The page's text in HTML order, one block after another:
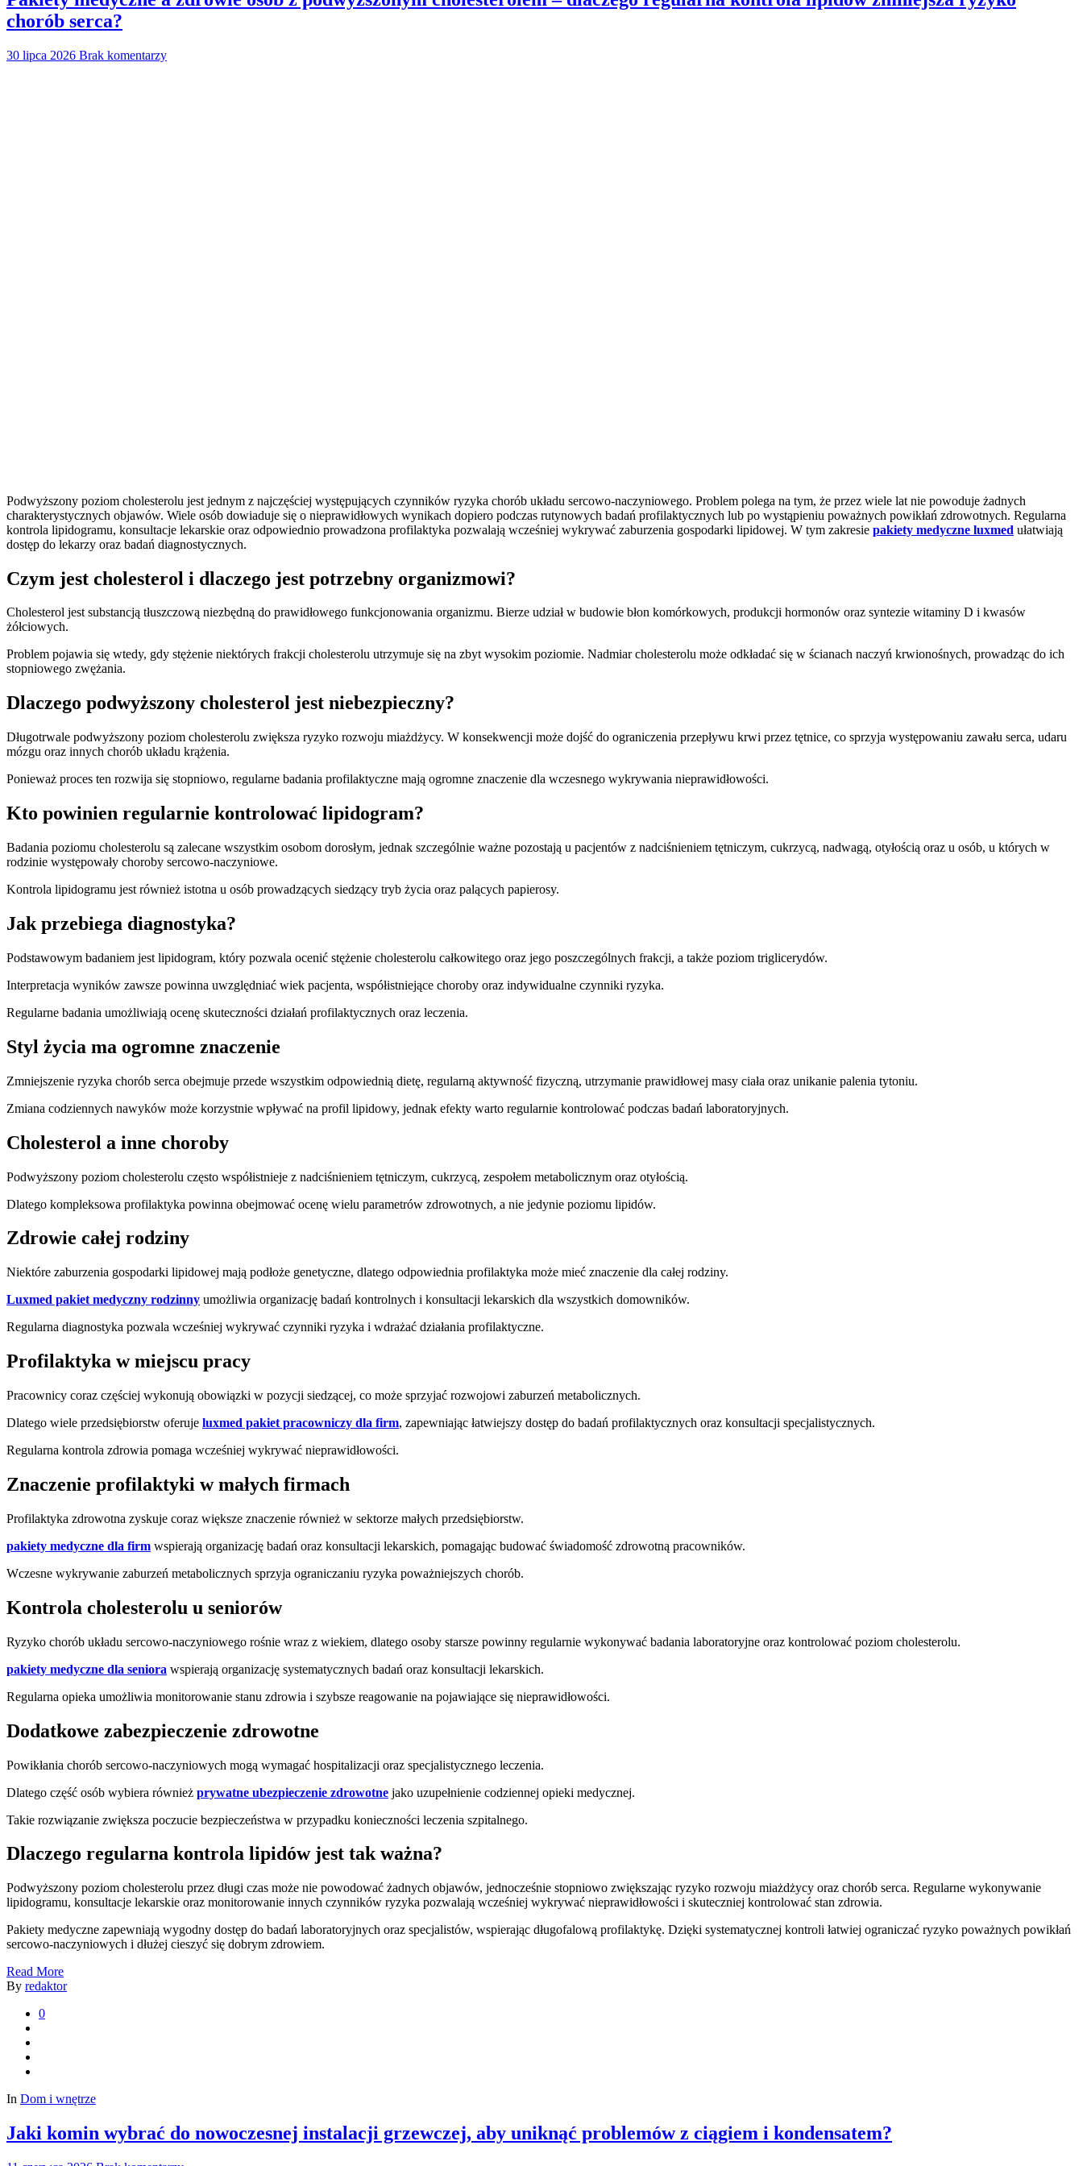
chorób serca?
30 lipca 2026 Brak komentarzy
Podwyższony poziom cholesterolu jest jednym z najczęściej występujących czynników ryzyka chorób układu sercowo-naczyniowego. Problem polega na tym, że przez wiele lat nie powoduje żadnych
charakterystycznych objawów. Wiele osób dowiaduje się o nieprawidłowych wynikach dopiero podczas rutynowych badań profilaktycznych lub po wystąpieniu poważnych powikłań zdrowotnych. Regularna
kontrola lipidogramu, konsultacje lekarskie oraz odpowiednio prowadzona profilaktyka pozwalają wcześniej wykrywać zaburzenia gospodarki lipidowej. W tym zakresie pakiety medyczne luxmed ułatwiają
dostęp do lekarzy oraz badań diagnostycznych.
Czym jest cholesterol i dlaczego jest potrzebny organizmowi?
Cholesterol jest substancją tłuszczową niezbędną do prawidłowego funkcjonowania organizmu. Bierze udział w budowie błon komórkowych, produkcji hormonów oraz syntezie witaminy D i kwasów
żółciowych.
Problem pojawia się wtedy, gdy stężenie niektórych frakcji cholesterolu utrzymuje się na zbyt wysokim poziomie. Nadmiar cholesterolu może odkładać się w ścianach naczyń krwionośnych, prowadząc do ich
stopniowego zwężania.
Dlaczego podwyższony cholesterol jest niebezpieczny?
Długotrwale podwyższony poziom cholesterolu zwiększa ryzyko rozwoju miażdżycy. W konsekwencji może dojść do ograniczenia przepływu krwi przez tętnice, co sprzyja występowaniu zawału serca, udaru
mózgu oraz innych chorób układu krążenia.
Ponieważ proces ten rozwija się stopniowo, regularne badania profilaktyczne mają ogromne znaczenie dla wczesnego wykrywania nieprawidłowości.
Kto powinien regularnie kontrolować lipidogram?
Badania poziomu cholesterolu są zalecane wszystkim osobom dorosłym, jednak szczególnie ważne pozostają u pacjentów z nadciśnieniem tętniczym, cukrzycą, nadwagą, otyłością oraz u osób, u których w
rodzinie występowały choroby sercowo-naczyniowe.
Kontrola lipidogramu jest również istotna u osób prowadzących siedzący tryb życia oraz palących papierosy.
Jak przebiega diagnostyka?
Podstawowym badaniem jest lipidogram, który pozwala ocenić stężenie cholesterolu całkowitego oraz jego poszczególnych frakcji, a także poziom triglicerydów.
Interpretacja wyników zawsze powinna uwzględniać wiek pacjenta, współistniejące choroby oraz indywidualne czynniki ryzyka.
Regularne badania umożliwiają ocenę skuteczności działań profilaktycznych oraz leczenia.
Styl życia ma ogromne znaczenie
Zmniejszenie ryzyka chorób serca obejmuje przede wszystkim odpowiednią dietę, regularną aktywność fizyczną, utrzymanie prawidłowej masy ciała oraz unikanie palenia tytoniu.
Zmiana codziennych nawyków może korzystnie wpływać na profil lipidowy, jednak efekty warto regularnie kontrolować podczas badań laboratoryjnych.
Cholesterol a inne choroby
Podwyższony poziom cholesterolu często współistnieje z nadciśnieniem tętniczym, cukrzycą, zespołem metabolicznym oraz otyłością.
Dlatego kompleksowa profilaktyka powinna obejmować ocenę wielu parametrów zdrowotnych, a nie jedynie poziomu lipidów.
Zdrowie całej rodziny
Niektóre zaburzenia gospodarki lipidowej mają podłoże genetyczne, dlatego odpowiednia profilaktyka może mieć znaczenie dla całej rodziny.
Luxmed pakiet medyczny rodzinny umożliwia organizację badań kontrolnych i konsultacji lekarskich dla wszystkich domowników.
Regularna diagnostyka pozwala wcześniej wykrywać czynniki ryzyka i wdrażać działania profilaktyczne.
Profilaktyka w miejscu pracy
Pracownicy coraz częściej wykonują obowiązki w pozycji siedzącej, co może sprzyjać rozwojowi zaburzeń metabolicznych.
Dlatego wiele przedsiębiorstw oferuje luxmed pakiet pracowniczy dla firm, zapewniając łatwiejszy dostęp do badań profilaktycznych oraz konsultacji specjalistycznych.
Regularna kontrola zdrowia pomaga wcześniej wykrywać nieprawidłowości.
Znaczenie profilaktyki w małych firmach
Profilaktyka zdrowotna zyskuje coraz większe znaczenie również w sektorze małych przedsiębiorstw.
pakiety medyczne dla firm wspierają organizację badań oraz konsultacji lekarskich, pomagając budować świadomość zdrowotną pracowników.
Wczesne wykrywanie zaburzeń metabolicznych sprzyja ograniczaniu ryzyka poważniejszych chorób.
Kontrola cholesterolu u seniorów
Ryzyko chorób układu sercowo-naczyniowego rośnie wraz z wiekiem, dlatego osoby starsze powinny regularnie wykonywać badania laboratoryjne oraz kontrolować poziom cholesterolu.
pakiety medyczne dla seniora wspierają organizację systematycznych badań oraz konsultacji lekarskich.
Regularna opieka umożliwia monitorowanie stanu zdrowia i szybsze reagowanie na pojawiające się nieprawidłowości.
Dodatkowe zabezpieczenie zdrowotne
Powikłania chorób sercowo-naczyniowych mogą wymagać hospitalizacji oraz specjalistycznego leczenia.
Dlatego część osób wybiera również prywatne ubezpieczenie zdrowotne jako uzupełnienie codziennej opieki medycznej.
Takie rozwiązanie zwiększa poczucie bezpieczeństwa w przypadku konieczności leczenia szpitalnego.
Dlaczego regularna kontrola lipidów jest tak ważna?
Podwyższony poziom cholesterolu przez długi czas może nie powodować żadnych objawów, jednocześnie stopniowo zwiększając ryzyko rozwoju miażdżycy oraz chorób serca. Regularne wykonywanie
lipidogramu, konsultacje lekarskie oraz monitorowanie innych czynników ryzyka pozwalają wcześniej wykrywać nieprawidłowości i skuteczniej kontrolować stan zdrowia.
Pakiety medyczne zapewniają wygodny dostęp do badań laboratoryjnych oraz specjalistów, wspierając długofalową profilaktykę. Dzięki systematycznej kontroli łatwiej ograniczać ryzyko poważnych powikłań
sercowo-naczyniowych i dłużej cieszyć się dobrym zdrowiem.
Read More
By redaktor
0
In Dom i wnętrze
Jaki komin wybrać do nowoczesnej instalacji grzewczej, aby uniknąć problemów z ciągiem i kondensatem?